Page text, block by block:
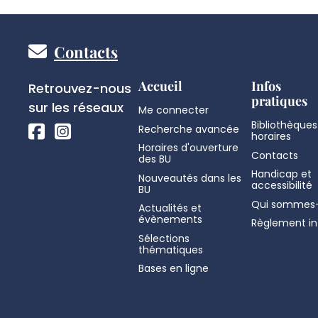
Pied
de
page
Contacts
Réseaux
sociaux
Retrouvez-nous
sur les réseaux
Accueil
Me connecter
Recherche avancée
Horaires d'ouverture
des BU
Nouveautés dans les
BU
Actualités et
évènements
Sélections
thématiques
Bases en ligne
Infos
pratiques
horaires
Contacts
Handicap et
accessibilité
Qui
Règlement